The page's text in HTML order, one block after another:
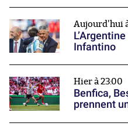
Aujourd'hui
Infantino
Hier à 23:00
Benfica,
prennent